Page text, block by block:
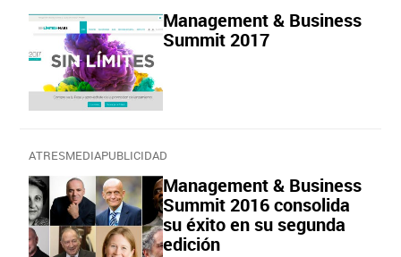
Management & Business
Summit 2017
ATRESMEDIAPUBLICIDAD
Management & Business
Summit 2016 consolida
su éxito en su segunda
edición